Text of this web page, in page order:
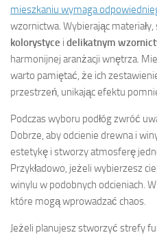
mieszkaniu wymaga
wzornictwa. Wybierając materiały,
kolorystyce i delikatnym
harmonijnej aranżacji wnętrza.
warto pamiętać, że ich
przestrzeń, unikając efektu
Podczas wyboru podłóg zwróć
Dobrze, aby odcienie drewna i
estetykę i stworzy atmosferę
Przykładowo, jeżeli wybierzesz
winylu w podobnych odcieniach.
które mogą wprowadzać chaos.
Jeżeli planujesz stworzyć strefy